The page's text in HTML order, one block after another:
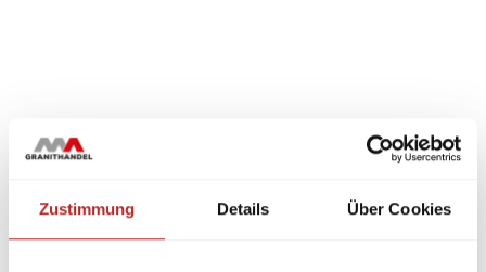
Zustimmung Details Über Cookies